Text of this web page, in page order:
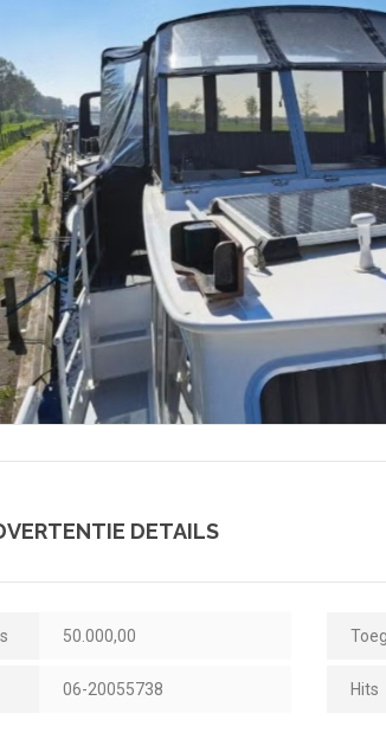
DETAILS
50.000,00
06-20055738 Hits